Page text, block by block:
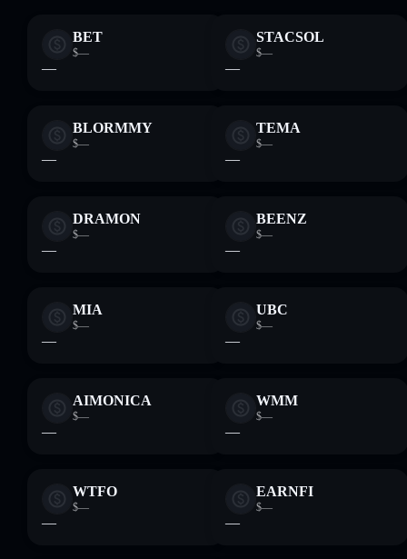
BET
$—
—
STACSOL
$—
—
BLORMMY
$—
—
TEMA
$—
—
DRAMON
$—
—
BEENZ
$—
—
MIA
$—
—
UBC
$—
—
AIMONICA
$—
—
WMM
$—
—
WTFO
$—
—
EARNFI
$—
—